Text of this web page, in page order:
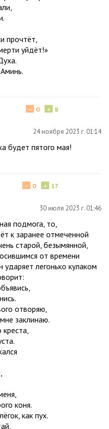
прочтёт,
уйдёт!»
+ 8
− 0
24 ноября 2023 г. 01:14
будет пятого мая!
+ 17
− 0
30 июля 2023 г. 01:46
подмога, то,
к заранее отмеченной
старой, безымянной,
от времени
ударяет легонько кулаком
отворяю,
заклинаю.
коня.
как пух.